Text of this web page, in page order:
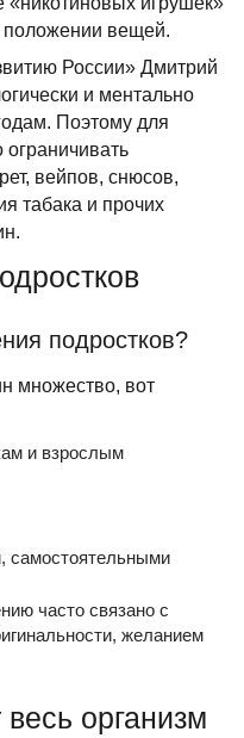
положении вещей.
России» Дмитрий
и ментально
Поэтому для
ограничивать
вейпов, снюсов,
табака и прочих
подростков?
множество, вот
и взрослым
самостоятельными
часто связано с
желанием
организм